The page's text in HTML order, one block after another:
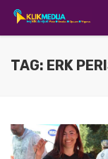
TAG: ERK